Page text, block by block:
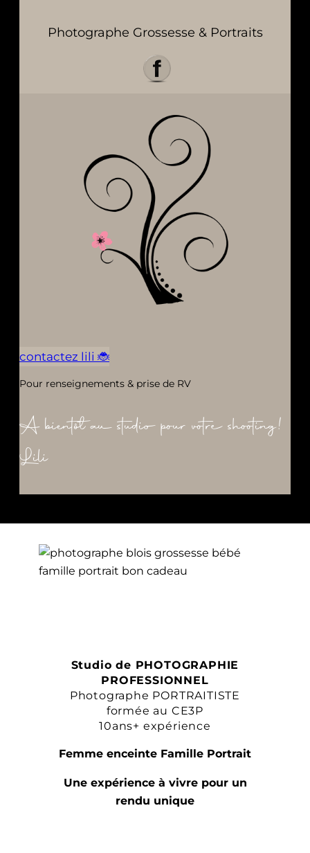
Photographe Grossesse & Portraits
contactez lili 🐞
Pour renseignements & prise de RV
A bientôt au studio pour votre shooting!
Lili
Studio de PHOTOGRAPHIE
PROFESSIONNEL
Photographe PORTRAITISTE
formée au CE3P
10ans+ expérience
Femme enceinte Famille Portrait
Une expérience à vivre pour un
rendu unique